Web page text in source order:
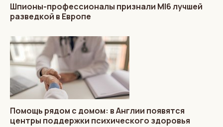
Шпионы-профессионалы признали MI6 лучшей
разведкой в Европе
Помощь рядом с домом: в Англии появятся
центры поддержки психического здоровья